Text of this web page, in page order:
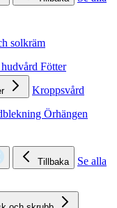
solkräm
Fötter
Kroppsvård
Örhängen
Tillbaka
Se alla